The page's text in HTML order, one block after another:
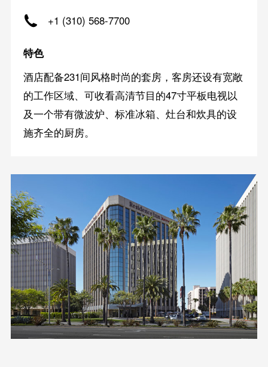
+1 (310) 568-7700
特色
酒店配备231间风格时尚的套房，客房还设有宽敞
的工作区域、可收看高清节目的47寸平板电视以
及一个带有微波炉、标准冰箱、灶台和炊具的设
施齐全的厨房。